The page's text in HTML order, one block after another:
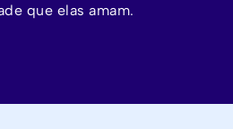
que elas amam.